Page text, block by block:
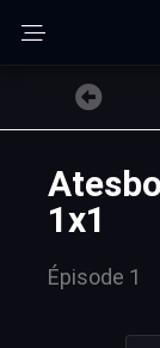
1x1
Épisode 1